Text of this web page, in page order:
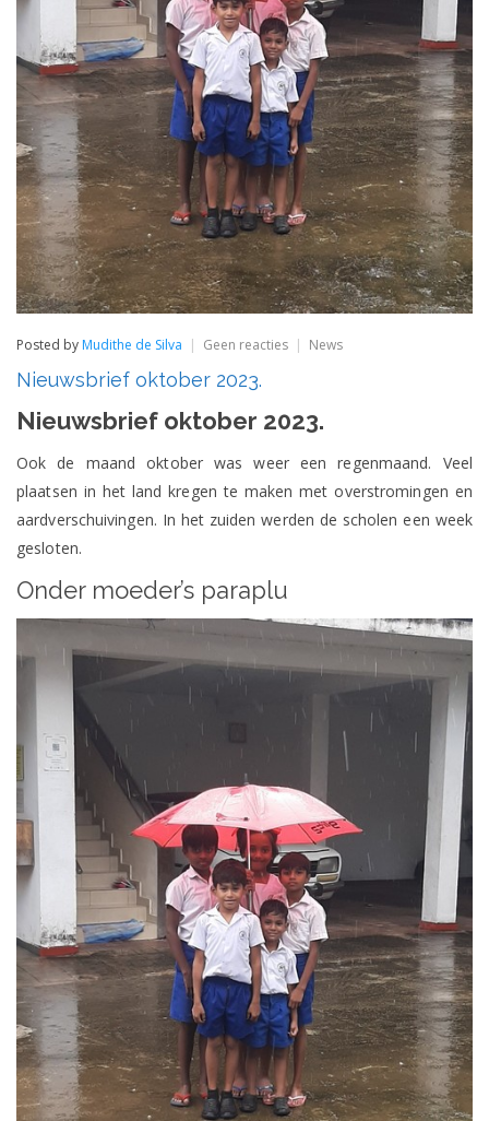
Posted by Mudithe de Silva Geen reactiesop News
Nieuwsbrief oktober 2023.
Nieuwsbrief oktober 2023.
Ook de maand oktober was weer een regenmaand. Veel
plaatsen in het land kregen te maken met overstromingen en
aardverschuivingen. In het zuiden werden de scholen een week
gesloten.
Onder moeder’s paraplu